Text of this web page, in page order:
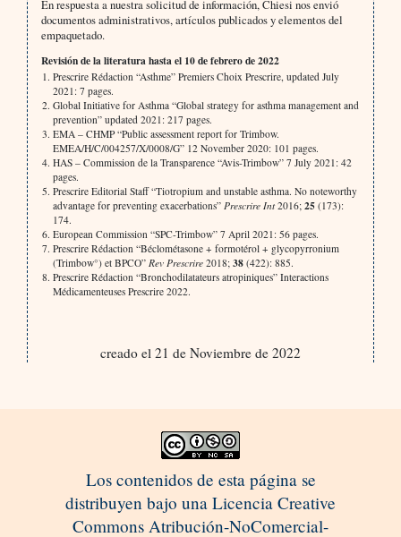
En respuesta a nuestra solicitud de información, Chiesi nos envió
documentos administrativos, artículos publicados y elementos del
empaquetado.
Revisión de la literatura hasta el 10 de febrero de 2022
Prescrire Rédaction “Asthme” Premiers Choix Prescrire, updated July
2021: 7 pages.
Global Initiative for Asthma “Global strategy for asthma management and
prevention” updated 2021: 217 pages.
EMA – CHMP “Public assessment report for Trimbow.
EMEA/H/C/004257/X/0008/G” 12 November 2020: 101 pages.
HAS – Commission de la Transparence “Avis-Trimbow” 7 July 2021: 42
pages.
Prescrire Editorial Staff “Tiotropium and unstable asthma. No noteworthy
advantage for preventing exacerbations” Prescrire Int2016; 25 (173):
174.
European Commission “SPC-Trimbow” 7 April 2021: 56 pages.
Prescrire Rédaction “Béclométasone + formotérol + glycopyrronium
(Trimbow°) et BPCO” Rev Prescrire 2018; 38 (422): 885.
Prescrire Rédaction “Bronchodilatateurs atropiniques” Interactions
Médicamenteuses Prescrire 2022.
creado el 21 de Noviembre de 2022
Los contenidos de esta página se
distribuyen bajo una Licencia Creative
Commons Atribución-NoComercial-